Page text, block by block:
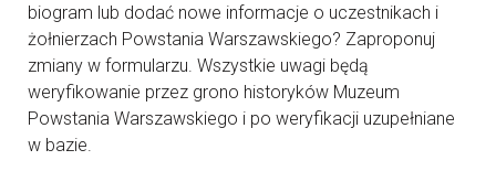
biogram lub dodać nowe informacje o uczestnikach i
żołnierzach Powstania Warszawskiego? Zaproponuj
zmiany w formularzu. Wszystkie uwagi będą
weryfikowanie przez grono historyków Muzeum
Powstania Warszawskiego i po weryfikacji uzupełniane
w bazie.